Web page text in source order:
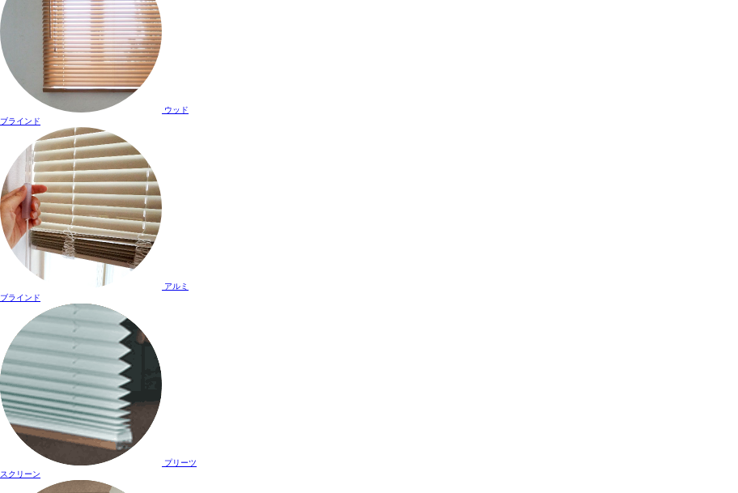
ウッド
ブラインド
アルミ
ブラインド
プリーツ
スクリーン